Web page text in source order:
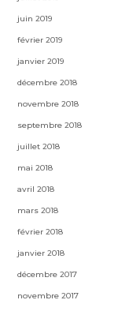
juin 2019
février 2019
janvier 2019
décembre 2018
novembre 2018
septembre 2018
juillet 2018
mai 2018
avril 2018
mars 2018
février 2018
janvier 2018
décembre 2017
novembre 2017